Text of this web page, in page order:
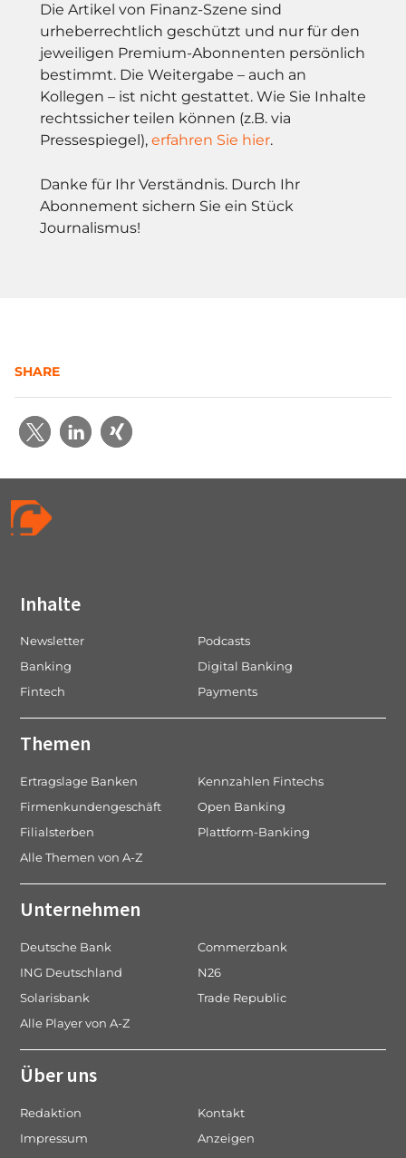
Die Artikel von Finanz-Szene sind
urheberrechtlich geschützt und nur für den
jeweiligen Premium-Abonnenten persönlich
bestimmt. Die Weitergabe – auch an
Kollegen – ist nicht gestattet. Wie Sie Inhalte
rechtssicher teilen können (z.B. via
Pressespiegel), erfahren Sie hier.
Danke für Ihr Verständnis. Durch Ihr
Abonnement sichern Sie ein Stück
Journalismus!
SHARE
Inhalte
Newsletter
Podcasts
Banking
Digital Banking
Fintech
Payments
Themen
Ertragslage Banken
Kennzahlen Fintechs
Firmenkundengeschäft
Open Banking
Filialsterben
Plattform-Banking
Alle Themen von A-Z
Unternehmen
Deutsche Bank
Commerzbank
ING Deutschland
N26
Solarisbank
Trade Republic
Alle Player von A-Z
Über uns
Redaktion
Kontakt
Impressum
Anzeigen